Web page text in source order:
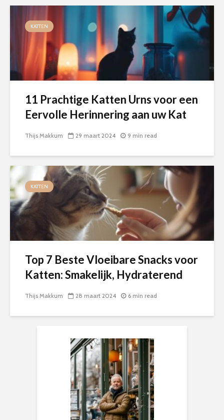
KATTEN
11 Prachtige Katten Urns voor een
Eervolle Herinnering aan uw Kat
Thijs Makkum 29 maart 2024 9 min read
KATTEN
Top 7 Beste Vloeibare Snacks voor
Katten: Smakelijk, Hydraterend
Thijs Makkum 28 maart 2024 6 min read